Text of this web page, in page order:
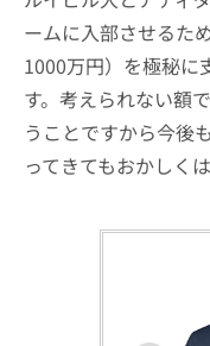
ームに入部させるた
1000万円）を極秘に
す。考えられない額
うことですから今後
ってきてもおかしく